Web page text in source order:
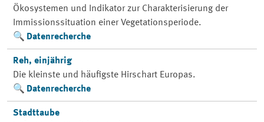
Ökosystemen und Indikator zur Charakterisierung der
Immissionssituation einer Vegetationsperiode.
Datenrecherche
Reh, einjährig
Die kleinste und häufigste Hirschart Europas.
Datenrecherche
Stadttaube